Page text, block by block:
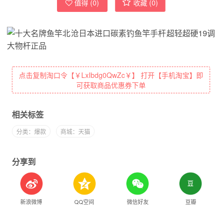
值得 (0) 收藏 (0)
点击复制淘口令【￥LxIbdg0QwZc￥】 打开【手机淘宝】即
可获取商品优惠券下单
相关标签
分类：爆款 商城：天猫
分享到
新浪微博 QQ空间 微信好友 豆瓣